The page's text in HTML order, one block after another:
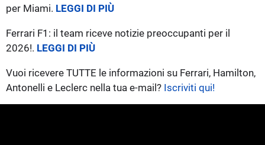
per Miami. LEGGI DI PIÙ
Ferrari F1: il team riceve notizie preoccupanti per il
2026!. LEGGI DI PIÙ
Vuoi ricevere TUTTE le informazioni su Ferrari, Hamilton,
Antonelli e Leclerc nella tua e-mail? Iscriviti qui!